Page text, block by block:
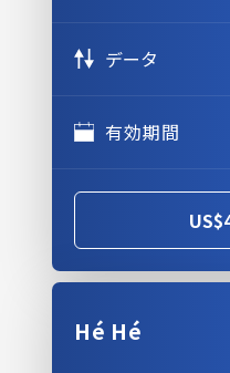
データ
有効期間
Hé Hé